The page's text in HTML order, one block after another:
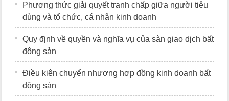
Phương thức giải quyết tranh chấp giữa người tiêu
dùng và tổ chức, cá nhân kinh doanh
Quy định về quyền và nghĩa vụ của sàn giao dịch bất
động sản
Điều kiện chuyển nhượng hợp đồng kinh doanh bất
động sản